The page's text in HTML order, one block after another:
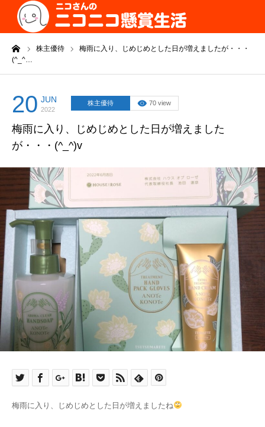
株主優待
梅雨に入り、じめじめとした日が増えましたが・・・
(^_^…
20 JUN
2022
株主優待 70 view
梅雨に入り、じめじめとした日が増えました
が・・・(^_^)v
梅雨に入り、じめじめとした日が増えましたね